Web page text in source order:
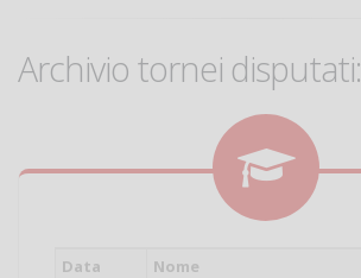
Archivio tornei disputati:
Data Nome